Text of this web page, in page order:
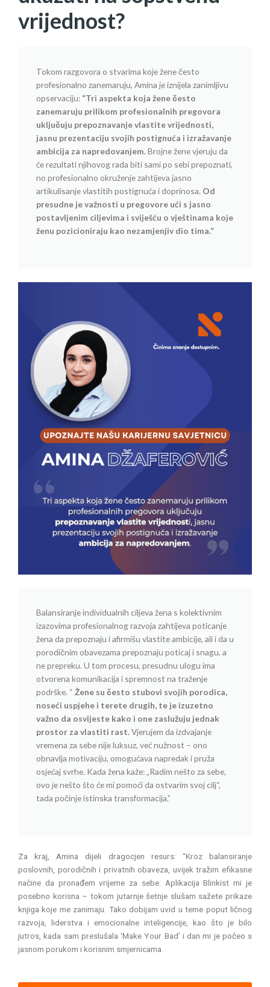
vrijednost?
Tokom razgovora o stvarima koje žene često
profesionalno zanemaruju, Amina je iznijela zanimljivu
opservaciju: “Tri aspekta koja žene često
zanemaruju prilikom profesionalnih pregovora
uključuju prepoznavanje vlastite vrijednosti,
jasnu prezentaciju svojih postignuća i izražavanje
ambicija za napredovanjem.Brojne žene vjeruju da
će rezultati njihovog rada biti sami po sebi prepoznati,
no profesionalno okruženje zahtijeva jasno
artikulisanje vlastitih postignuća i doprinosa. Od
presudne je važnosti u pregovore ući s jasno
postavljenim ciljevima i sviješću o vještinama koje
ženu pozicioniraju kao nezamjenjiv dio tima.”
Balansiranje individualnih ciljeva žena s kolektivnim
izazovima profesionalnog razvoja zahtijeva poticanje
žena da prepoznaju i afirmišu vlastite ambicije, ali i da u
porodičnim obavezama prepoznaju poticaj i snagu, a
ne prepreku. U tom procesu, presudnu ulogu ima
otvorena komunikacija i spremnost na traženje
podrške. “ Žene su često stubovi svojih porodica,
noseći uspjehe i terete drugih, te je izuzetno
važno da osvijeste kako i one zaslužuju jednak
prostor za vlastiti rast.Vjerujem da izdvajanje
vremena za sebe nije luksuz, već nužnost – ono
obnavlja motivaciju, omogućava napredak i pruža
osjećaj svrhe. Kada žena kaže: „Radim nešto za sebe,
ovo je nešto što će mi pomoći da ostvarim svoj cilj“,
tada počinje istinska transformacija.”
Za kraj, Amina dijeli dragocjen resurs: “Kroz balansiranje
poslovnih, porodičnih i privatnih obaveza, uvijek tražim efikasne
načine da pronađem vrijeme za sebe. Aplikacija Blinkist mi je
posebno korisna – tokom jutarnje šetnje slušam sažete prikaze
knjiga koje me zanimaju. Tako dobijam uvid u teme poput ličnog
razvoja, liderstva i emocionalne inteligencije, kao što je bilo
jutros, kada sam preslušala ‘Make Your Bad’ i dan mi je počeo s
jasnom porukom i korisnim smjernicama.